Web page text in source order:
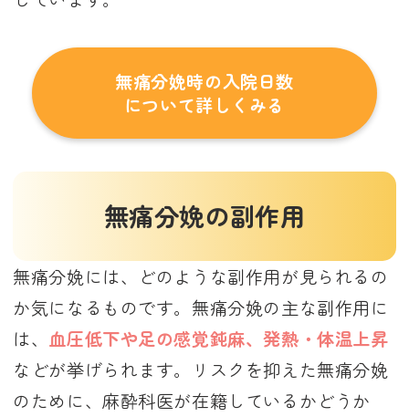
無痛分娩時の入院日数
について詳しくみる
無痛分娩の副作用
無痛分娩には、どのような副作用が見られるの
か気になるものです。無痛分娩の主な副作用に
は、 血圧低下や足の感覚鈍麻、発熱・体温上昇
などが挙げられます。リスクを抑えた無痛分娩
のために、麻酔科医が在籍しているかどうか